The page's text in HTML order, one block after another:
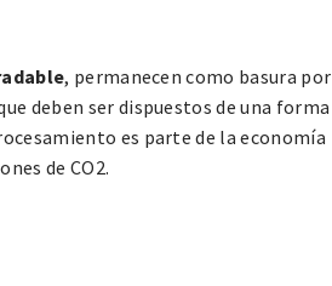
, permanecen como basura por
deben ser dispuestos de una forma
es parte de la economía
de CO2.